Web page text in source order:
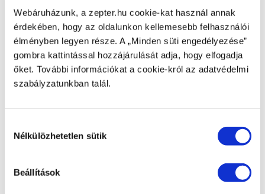
Webáruházunk, a zepter.hu cookie-kat használ annak
érdekében, hogy az oldalunkon kellemesebb felhasználói
élményben legyen része. A „Minden süti engedélyezése”
gombra kattintással hozzájárulását adja, hogy elfogadja
őket. További információkat a cookie-król az adatvédelmi
szabályzatunkban talál.
kiválasztása
Nélkülözhetetlen sütik
Beállítások
CIKKSZÁM
SF-FEO
TERMÉK NEVE